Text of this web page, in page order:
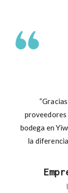
proveedores
bodega en
la